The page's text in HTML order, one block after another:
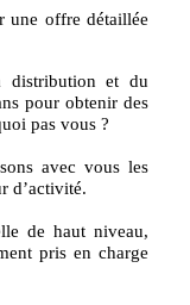
offre détaillée
distribution et du
pour obtenir des
pas vous ?
avec vous les
d’activité.
de haut niveau,
pris en charge